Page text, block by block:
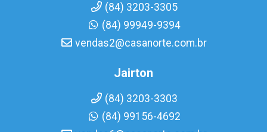
(84) 3203-3305
(84) 99949-9394
vendas2@casanorte.com.br
Jairton
(84) 3203-3303
(84) 99156-4692